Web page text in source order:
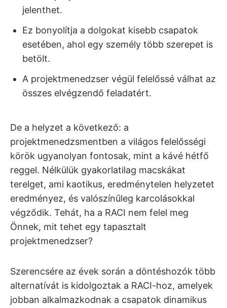
jelenthet.
Ez bonyolítja a dolgokat kisebb csapatok
esetében, ahol egy személy több szerepet is
betölt.
A projektmenedzser végül felelőssé válhat az
összes elvégzendő feladatért.
De a helyzet a következő: a
projektmenedzsmentben a világos felelősségi
körök ugyanolyan fontosak, mint a kávé hétfő
reggel. Nélkülük gyakorlatilag macskákat
terelget, ami kaotikus, eredménytelen helyzetet
eredményez, és valószínűleg karcolásokkal
végződik. Tehát, ha a RACI nem felel meg
Önnek, mit tehet egy tapasztalt
projektmenedzser?
Szerencsére az évek során a döntéshozók több
alternatívát is kidolgoztak a RACI-hoz, amelyek
jobban alkalmazkodnak a csapatok dinamikus